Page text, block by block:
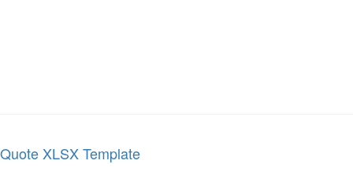
Quote XLSX Template